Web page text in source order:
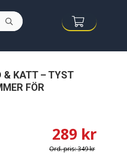
& KATT – TYST
FÖR
289 kr
Ord. pris:349 kr